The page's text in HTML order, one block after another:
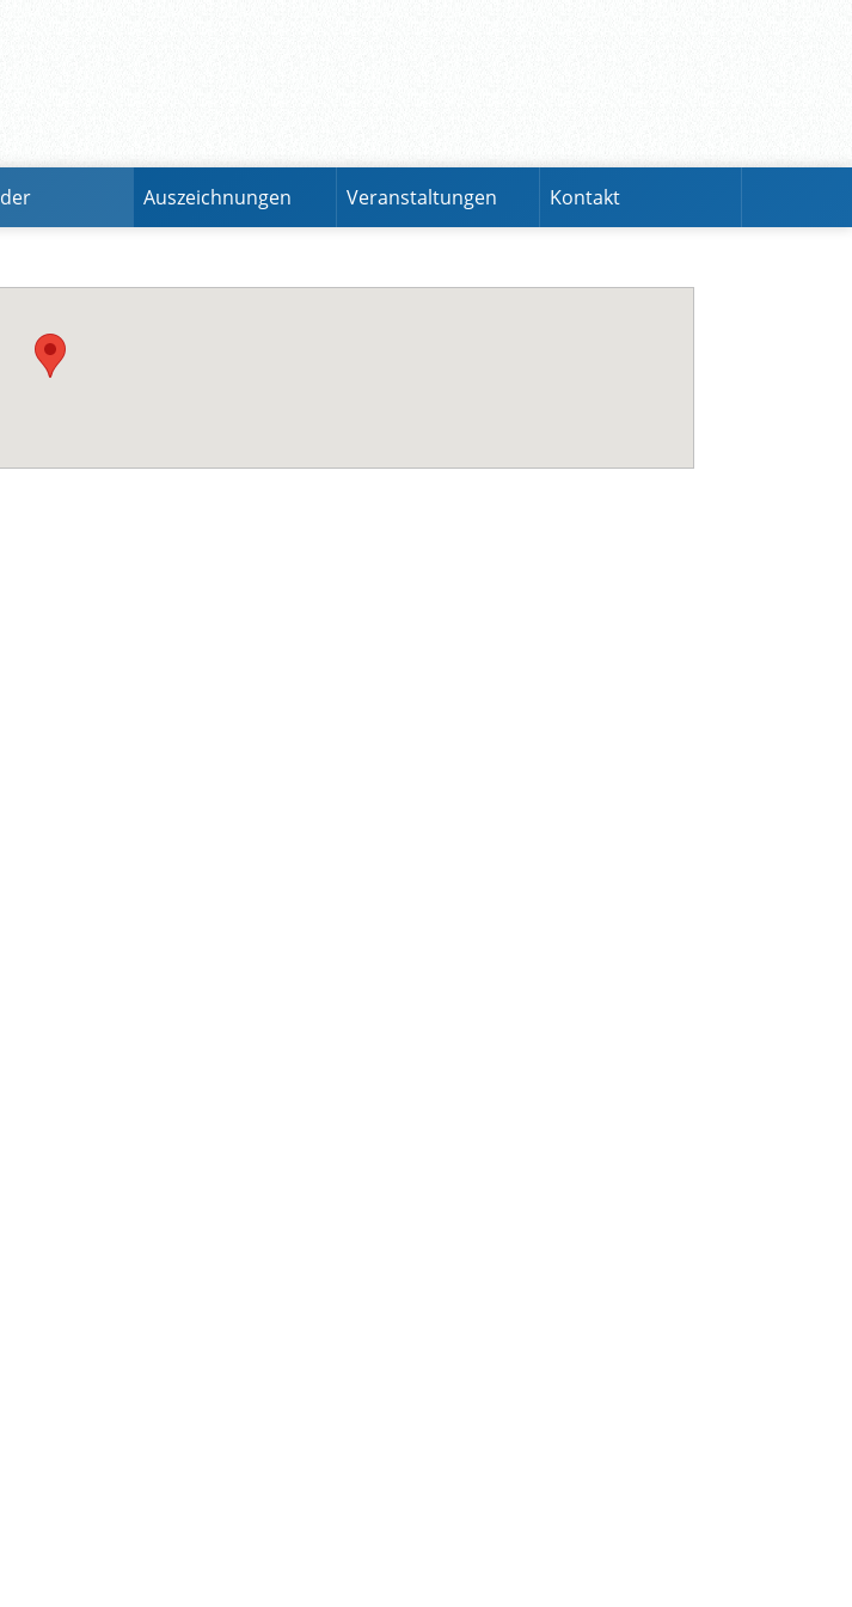
Auszeichnungen Veranstaltungen Kontakt